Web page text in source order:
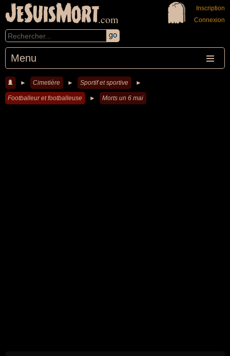
JeSuisMort.com
Menu
Inscription
Connexion
► Cimetière ► Sportif et sportive ►
Footballeur et footballeuse ► Morts un 6 mai